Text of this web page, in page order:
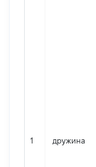
1 дружина